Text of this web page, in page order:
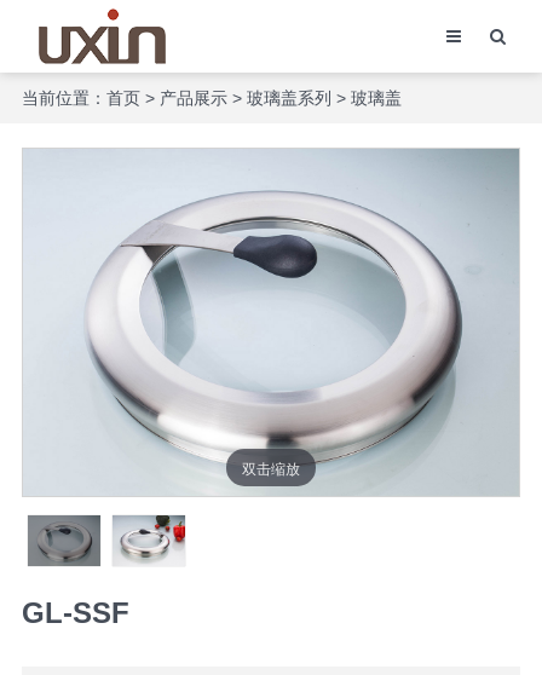
当前位置： 首页> 产品展示> 玻璃盖系列 > 玻璃盖
双击缩放
GL-SSF